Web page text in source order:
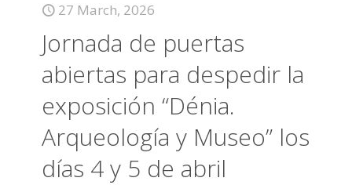
27 March, 2026
Jornada de puertas
abiertas para despedir la
exposición “Dénia.
Arqueología y Museo” los
días 4 y 5 de abril